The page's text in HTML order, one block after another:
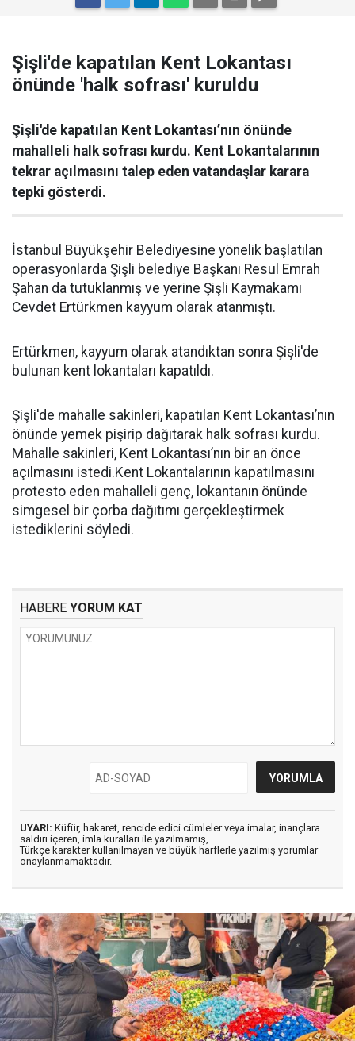
Şişli'de kapatılan Kent Lokantası
önünde 'halk sofrası' kuruldu
Şişli'de kapatılan Kent Lokantası’nın önünde
mahalleli halk sofrası kurdu. Kent Lokantalarının
tekrar açılmasını talep eden vatandaşlar karara
tepki gösterdi.
İstanbul Büyükşehir Belediyesine yönelik başlatılan
operasyonlarda Şişli belediye Başkanı Resul Emrah
Şahan da tutuklanmış ve yerine Şişli Kaymakamı
Cevdet Ertürkmen kayyum olarak atanmıştı.
Ertürkmen, kayyum olarak atandıktan sonra Şişli'de
bulunan kent lokantaları kapatıldı.
Şişli'de mahalle sakinleri, kapatılan Kent Lokantası’nın
önünde yemek pişirip dağıtarak halk sofrası kurdu.
Mahalle sakinleri, Kent Lokantası’nın bir an önce
açılmasını istedi.Kent Lokantalarının kapatılmasını
protesto eden mahalleli genç, lokantanın önünde
simgesel bir çorba dağıtımı gerçekleştirmek
istediklerini söyledi.
HABERE YORUM KAT
UYARI: Küfür, hakaret, rencide edici cümleler veya imalar, inançlara
saldırı içeren, imla kuralları ile yazılmamış,
Türkçe karakter kullanılmayan ve büyük harflerle yazılmış yorumlar
onaylanmamaktadır.